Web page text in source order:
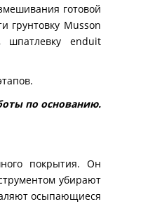
готовой
грунтовку Musson
шпатлевку enduit
по основанию.
покрытия. Он
убирают
осыпающиеся